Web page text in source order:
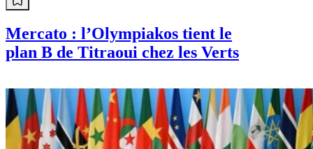
Mercato : l’Olympiakos tient le
plan B de Titraoui chez les Verts